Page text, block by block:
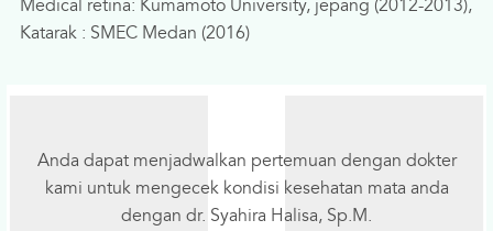
Medical retina: Kumamoto University, jepang (2012-2013),
Katarak : SMEC Medan (2016)
Anda dapat menjadwalkan pertemuan dengan dokter
kami untuk mengecek kondisi kesehatan mata anda
dengan dr. Syahira Halisa, Sp.M.